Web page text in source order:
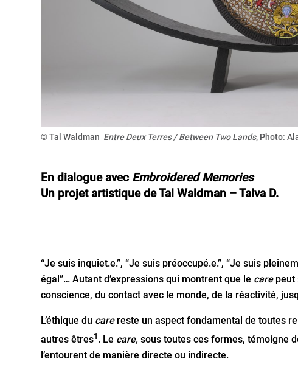
© Tal Waldman Entre Deux Terres / Between Two Lands, Photo:
En dialogue avec Embroidered Memories
Un projet artistique de Tal Waldman – Talva D.
“Je suis inquiet.e.”, “Je suis préoccupé.e.”, “Je suis
égal”… Autant d’expressions qui montrent que le care peut
conscience, du contact avec le monde, de la réactivité,
L’éthique du carereste un aspect fondamental de toutes
autres êtres1 . Le care,sous toutes ces formes, témoigne
l’entourent de manière directe ou indirecte.